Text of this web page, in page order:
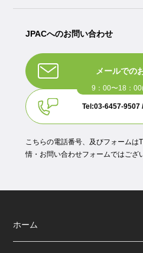
JPACへのお問い合わせ
メールでの
Tel:03-6457-9507
こちらの電話番号、及びフォームは
情・お問い合わせフォームではござ
ホーム